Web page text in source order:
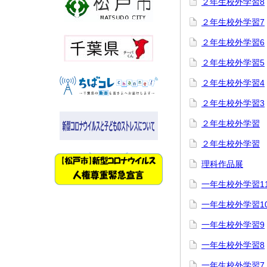
２年生校外学習7
２年生校外学習6
２年生校外学習5
２年生校外学習4
２年生校外学習3
２年生校外学習
２年生校外学習
理科作品展
一年生校外学習
一年生校外学習
一年生校外学習9
一年生校外学習8